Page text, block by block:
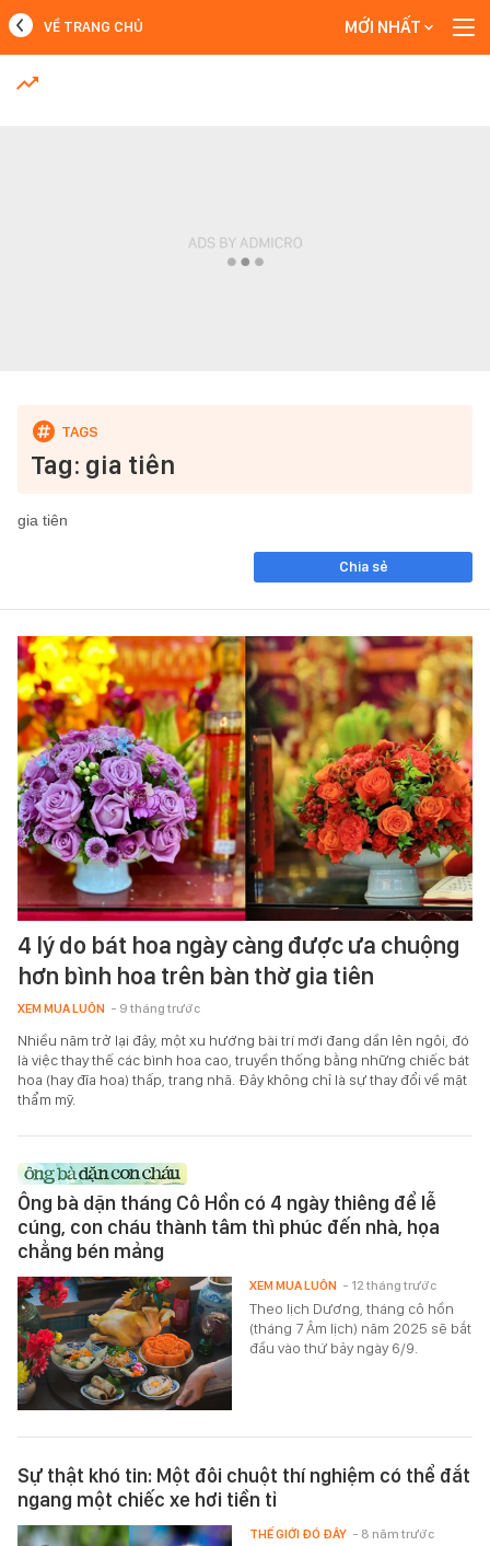
MỚI NHẤT
VỀ TRANG CHỦ MỚI NHẤT
Tag: gia tiên
gia tiên
Chia sẻ
4 lý do bát hoa ngày càng được ưa chuộng
hơn bình hoa trên bàn thờ gia tiên
XEM MUA LUÔN - 9 tháng trước
Nhiều năm trở lại đây, một xu hướng bài trí mới đang dần lên ngôi, đó
là việc thay thế các bình hoa cao, truyền thống bằng những chiếc bát
hoa (hay đĩa hoa) thấp, trang nhã. Đây không chỉ là sự thay đổi về mặt
thẩm mỹ.
Ông bà dặn tháng Cô Hồn có 4 ngày thiêng để lễ
cúng, con cháu thành tâm thì phúc đến nhà, họa
chẳng bén mảng
Theo lịch Dương, tháng cô hồn
(tháng 7 Âm lịch) năm 2025 sẽ bắt
đầu vào thứ bảy ngày 6/9.
XEM MUA LUÔN - 12 tháng trước
Sự thật khó tin: Một đôi chuột thí nghiệm có thể đắt
ngang một chiếc xe hơi tiền tỉ
THẾ GIỚI ĐÓ ĐÂY - 8 năm trước